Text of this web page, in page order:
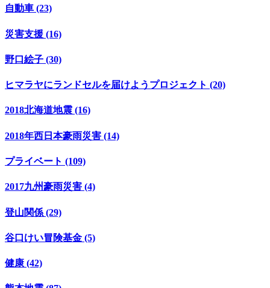
自動車 (23)
災害支援 (16)
野口絵子 (30)
ヒマラヤにランドセルを届けようプロジェクト (20)
2018北海道地震 (16)
2018年西日本豪雨災害 (14)
プライベート (109)
2017九州豪雨災害 (4)
登山関係 (29)
谷口けい冒険基金 (5)
健康 (42)